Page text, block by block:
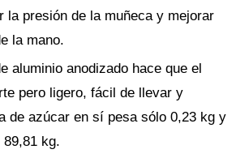
la presión de la muñeca y mejorar
la mano.
aluminio anodizado hace que el
pero ligero, fácil de llevar y
de azúcar en sí pesa sólo 0,23 kg y
89,81 kg.